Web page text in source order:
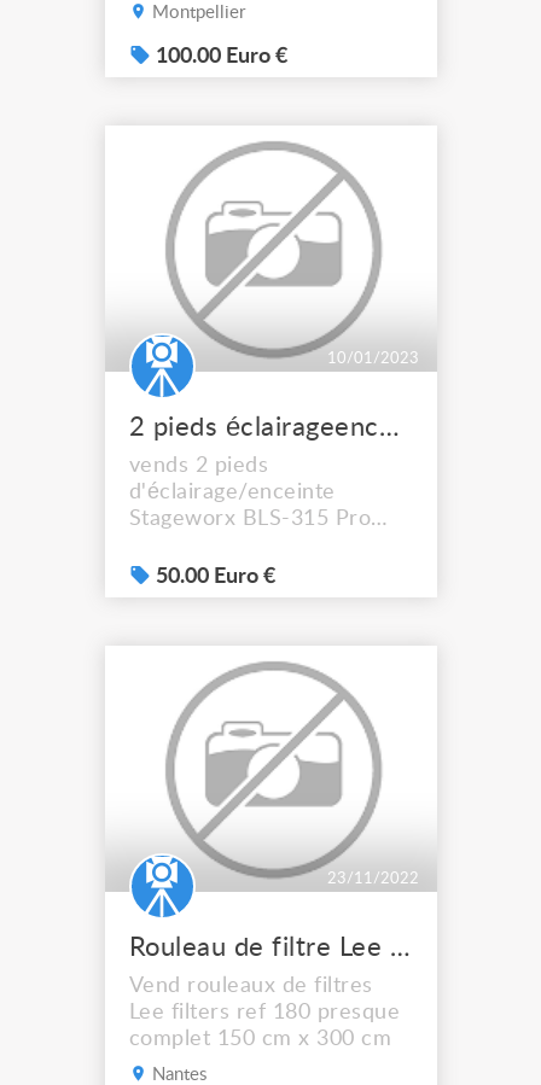
Montpellier
100.00 Euro €
10/01/2023
2 pieds éclairageenceinte Stageworx BLS315 Pro Lighting Stand B
vends 2 pieds
d'éclairage/enceinte
Stageworx BLS-315 Pro
(Thomann) très bon état,
dans carton d’origine. Pas
format.
50.00 Euro €
23/11/2022
Rouleau de filtre Lee filters 180
Vend rouleaux de filtres
Lee filters ref 180 presque
complet 150 cm x 300 cm
Nantes